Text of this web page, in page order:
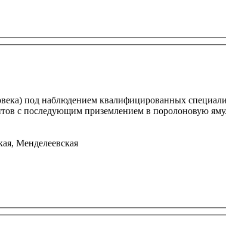
под наблюдением квалифицированных
Менделеевская